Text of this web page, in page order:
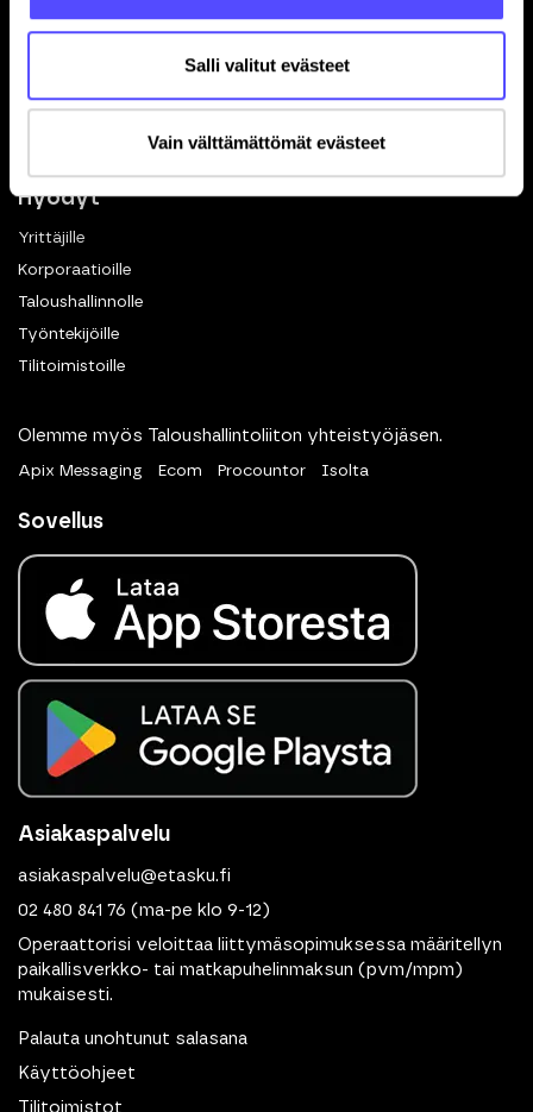
Salli valitut evästeet
Vain välttämättömät evästeet
Toiminnot
Hyödyt
Yrittäjille
Korporaatioille
Taloushallinnolle
Työntekijöille
Tilitoimistoille
Olemme myös Taloushallintoliiton yhteistyöjäsen.
Apix Messaging Ecom Procountor Isolta
Sovellus
Asiakaspalvelu
asiakaspalvelu@etasku.fi
02 480 841 76 (ma-pe klo 9-12)
Operaattorisi veloittaa liittymäsopimuksessa määritellyn
paikallisverkko- tai matkapuhelinmaksun (pvm/mpm)
mukaisesti.
Palauta unohtunut salasana
Käyttöohjeet
Tilitoimistot